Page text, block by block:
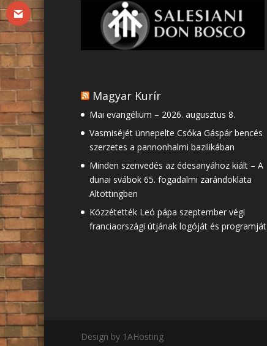
Magyar Kurír
Mai evangélium – 2026. augusztus 8.
Vasmiséjét ünnepelte Csóka Gáspár bencés
szerzetes a pannonhalmi bazilikában
Minden szenvedés az édesanyához kiált – A
dunai svábok 65. fogadalmi zarándoklata
Altöttingben
Közzétették Leó pápa szeptember végi
franciaországi útjának logóját és programját
Design by 1AHosting